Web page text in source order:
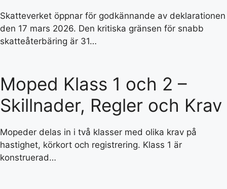
Skatteverket öppnar för godkännande av deklarationen
den 17 mars 2026. Den kritiska gränsen för snabb
skatteåterbäring är 31…
Moped Klass 1 och 2 –
Skillnader, Regler och Krav
Mopeder delas in i två klasser med olika krav på
hastighet, körkort och registrering. Klass 1 är
konstruerad…